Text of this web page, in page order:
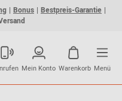
Bonus
Bestpreis-Garantie
Mein Konto Warenkorb Menü